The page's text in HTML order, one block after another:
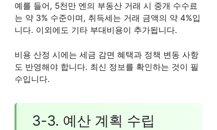
예를 들어, 5천만 엔의 부동산 거래 시 중개 수수료
는 약 3% 수준이며, 취득세는 거래 금액의 약 4%입
니다. 이외에도 기타 부대비용이 추가됩니다.
비용 산정 시에는 세금 감면 혜택과 정책 변동 사항
도 반영해야 합니다. 최신 정보를 확인하는 것이 필
수입니다.
3-3. 예산 계획 수립